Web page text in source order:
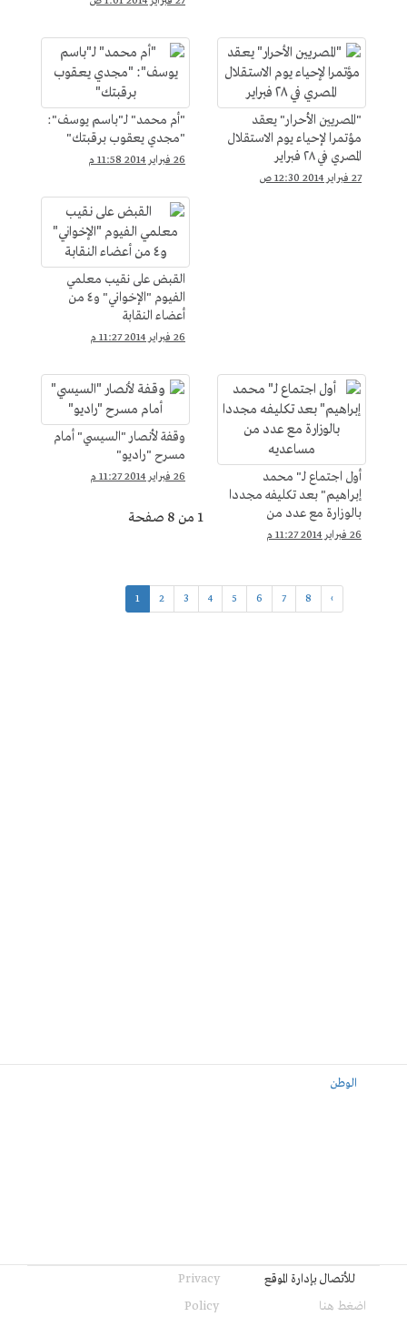
"المصريين الأحرار" يعقد
مؤتمرا لإحياء يوم الاستقلال
المصري في ٢٨ فبراير
27 فبراير 2014 12:30 ص
"أم محمد" لـ"باسم يوسف":
"مجدي يعقوب برقبتك"
26 فبراير 2014 11:58 م
القبض على نقيب معلمي
الفيوم "الإخواني" و٤ من
أعضاء النقابة
26 فبراير 2014 11:27 م
أول اجتماع لـ" محمد
إبراهيم" بعد تكليفه مجددا
بالوزارة مع عدد من
مساعديه
26 فبراير 2014 11:27 م
وقفة لأنصار "السيسي" أمام
مسرح "راديو"
26 فبراير 2014 11:27 م
1 من 8 صفحة
1 2 3 4 5 6 7 8 ›
الوطن
للأتصال بإدارة الموقع
اضغط هنا
Privacy
Policy